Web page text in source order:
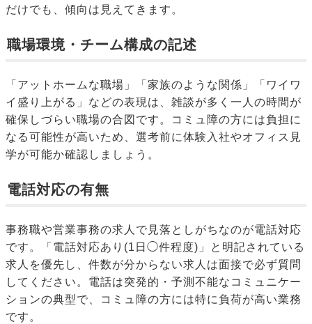
だけでも、傾向は見えてきます。
職場環境・チーム構成の記述
「アットホームな職場」「家族のような関係」「ワイワ
イ盛り上がる」などの表現は、雑談が多く一人の時間が
確保しづらい職場の合図です。コミュ障の方には負担に
なる可能性が高いため、選考前に体験入社やオフィス見
学が可能か確認しましょう。
電話対応の有無
事務職や営業事務の求人で見落としがちなのが電話対応
です。「電話対応あり(1日◯件程度)」と明記されている
求人を優先し、件数が分からない求人は面接で必ず質問
してください。電話は突発的・予測不能なコミュニケー
ションの典型で、コミュ障の方には特に負荷が高い業務
です。